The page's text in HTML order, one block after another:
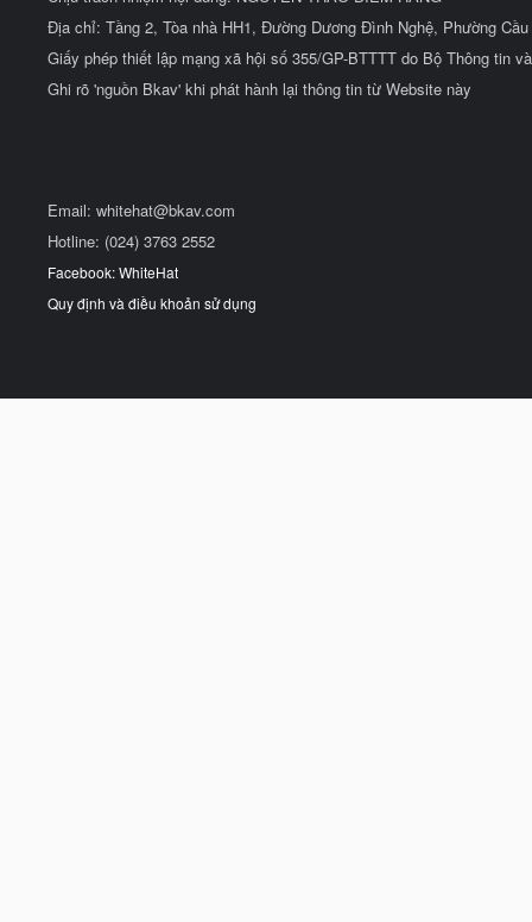
Địa chỉ: Tầng 2, Tòa nhà HH1, Đường Dương Đình Nghệ, Phường
Giấy phép thiết lập mạng xã hội số 355/GP-BTTTT do Bộ Thông tin
Ghi rõ 'nguồn Bkav' khi phát hành lại thông tin từ Website này
Email: whitehat@bkav.com
Hotline: (024) 3763 2552
Facebook: WhiteHat
Quy định và điều khoản sử dụng